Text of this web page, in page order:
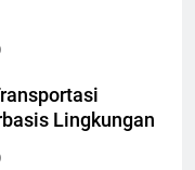
Lingkungan